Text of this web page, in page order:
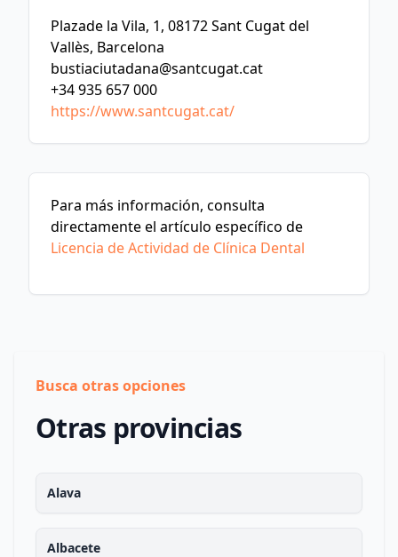
Plazade la Vila, 1, 08172 Sant Cugat del
Vallès, Barcelona
bustiaciutadana@santcugat.cat
+34 935 657 000
https://www.santcugat.cat/
Para más información, consulta
directamente el artículo específico de
Licencia de Actividad de Clínica Dental
Busca otras opciones
Otras provincias
Alava
Albacete